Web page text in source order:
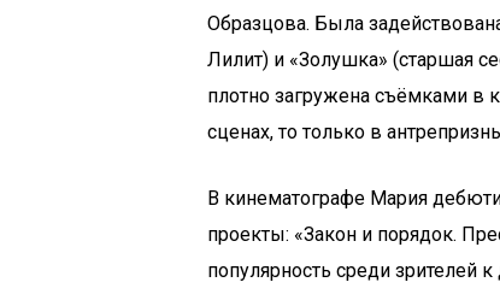
Образцова. Была
Лилит) и «Золушка» (старшая
плотно загружена съёмками в
сценах, то только в
В кинематографе Мария
проекты: «Закон и порядок.
популярность среди зрителей